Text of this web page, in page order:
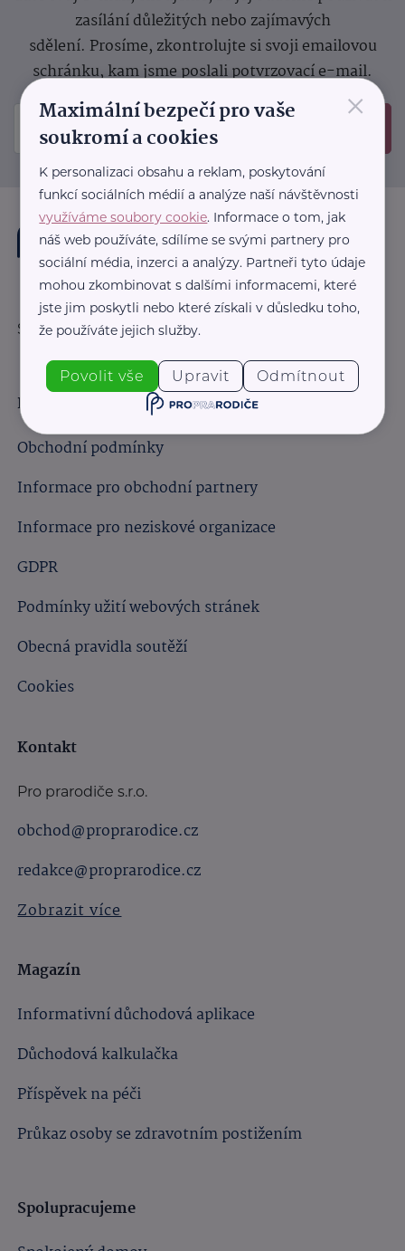
zasílání důležitých nebo zajímavých
sdělení. Prosíme, zkontrolujte si svoji emailovou
schránku, kam jsme poslali potvrzovací e-mail.
Sledujte nás:
Důležité odkazy
Obchodní podmínky
Informace pro obchodní partnery
Informace pro neziskové organizace
GDPR
Podmínky užití webových stránek
Obecná pravidla soutěží
Cookies
Kontakt
Pro prarodiče s.r.o.
obchod@proprarodice.cz
redakce@proprarodice.cz
Zobrazit více
Magazín
Informativní důchodová aplikace
Důchodová kalkulačka
Příspěvek na péči
Průkaz osoby se zdravotním postižením
Spolupracujeme
×
Maximální bezpečí pro vaše
soukromí a cookies
K personalizaci obsahu a reklam, poskytování
funkcí sociálních médií a analýze naší návštěvnosti
využíváme soubory cookie. Informace o tom, jak
náš web používáte, sdílíme se svými partnery pro
sociální média, inzerci a analýzy. Partneři tyto údaje
mohou zkombinovat s dalšími informacemi, které
jste jim poskytli nebo které získali v důsledku toho,
že používáte jejich služby.
Povolit vše Upravit Odmítnout